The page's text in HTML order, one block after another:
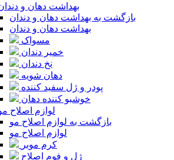
بهداشت دهان و
بازگشت به بهداشت دهان و دندان
بهداشت دهان و دندان
مسواک
خمیر دندان
نخ دندان
دهان شویه
پودر و ژل سفید کننده
خوشبو کننده دهان
لوازم اصلاح
بازگشت به لوازم اصلاح مو
لوازم اصلاح مو
کرم موبر
ژل و فوم اصلاح